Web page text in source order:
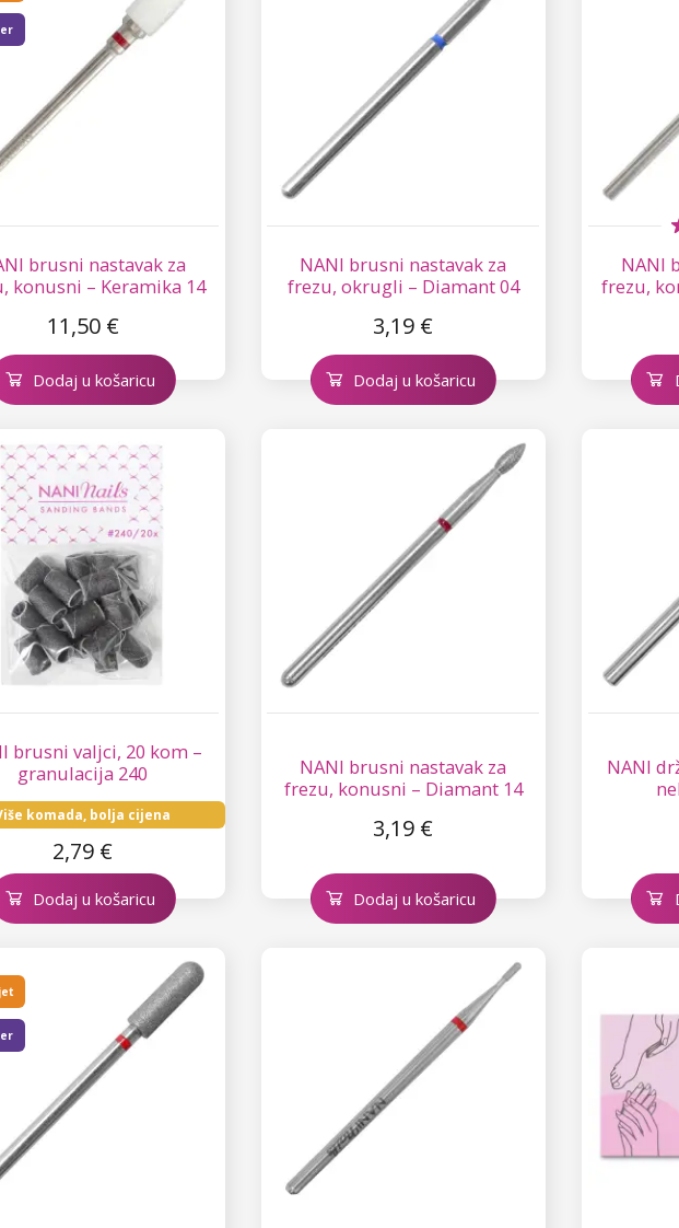
brusni nastavak za
konusni – Keramika 14
11,50 €
Dodaj u košaricu
NANI brusni nastavak za
frezu, okrugli – Diamant 04
3,19 €
Dodaj u košaricu
NANI
frezu,
brusni valjci, 20 kom –
granulacija 240
komada, bolja cijena
2,79 €
Dodaj u košaricu
NANI brusni nastavak za
frezu, konusni – Diamant 14
3,19 €
Dodaj u košaricu
NANI